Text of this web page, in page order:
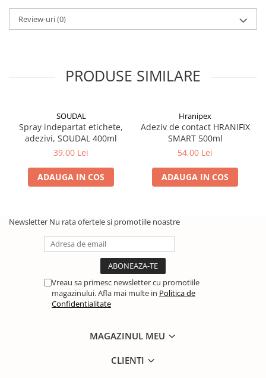
Review-uri(0)
PRODUSE SIMILARE
SOUDAL
Spray indepartat etichete,
adezivi, SOUDAL 400ml
39,00 Lei
ADAUGA IN COS
Hranipex
Adeziv de contact HRANIFIX
SMART 500ml
54,00 Lei
ADAUGA IN COS
Newsletter Nu rata ofertele si promotiile noastre
Vreau sa primesc newsletter cu promotiile
magazinului. Afla mai multe in Politica de
Confidentialitate
MAGAZINUL MEU
CLIENTI